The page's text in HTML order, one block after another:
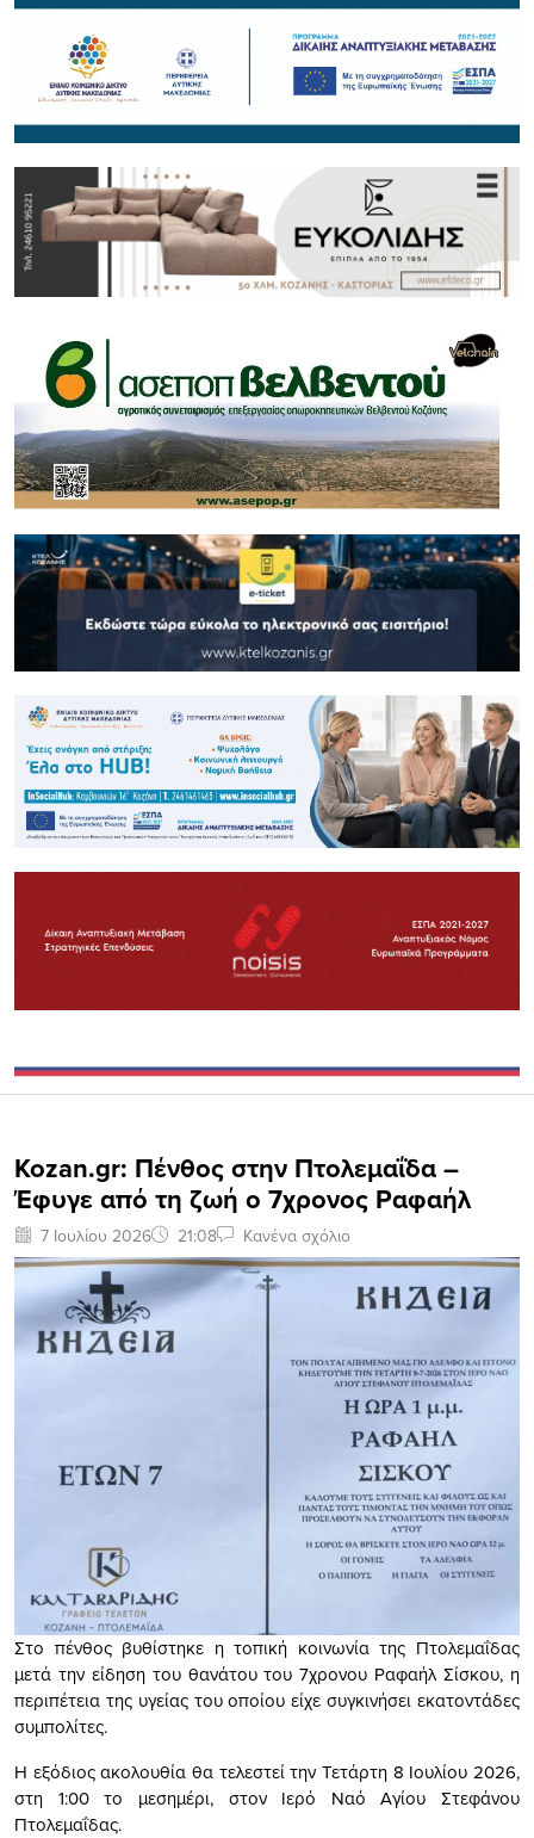
Kozan.gr: Πένθος στην Πτολεμαΐδα –
Έφυγε από τη ζωή ο 7χρονος Ραφαήλ
7 Ιουλίου 2026 21:08 Κανένα σχόλιο
Στο πένθος βυθίστηκε η τοπική κοινωνία της Πτολεμαΐδας
μετά την είδηση του θανάτου του 7χρονου Ραφαήλ Σίσκου, η
περιπέτεια της υγείας του οποίου είχε συγκινήσει εκατοντάδες
συμπολίτες.
Η εξόδιος ακολουθία θα τελεστεί την Τετάρτη 8 Ιουλίου 2026,
στη 1:00 το μεσημέρι, στον Ιερό Ναό Αγίου Στεφάνου
Πτολεμαΐδας.